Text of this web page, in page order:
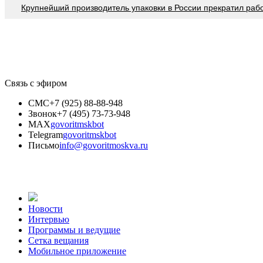
Крупнейший производитель упаковки в России прекратил
Связь с эфиром
СМС+7 (925) 88-88-948
Звонок+7 (495) 73-73-948
MAXgovoritmskbot
Telegramgovoritmskbot
Письмоinfo@govoritmoskva.ru
Новости
Интервью
Программы и ведущие
Сетка вещания
Мобильное приложение